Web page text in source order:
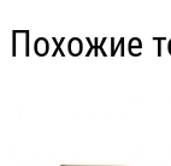
Похожие